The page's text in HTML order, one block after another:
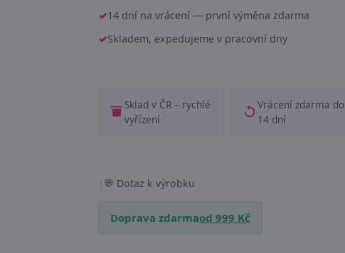
14 dní na vrácení — první výměna zdarma
Skladem, expedujeme v pracovní dny
Sklad v ČR – rychlé
vyřízení
Vrácení zdarma do
14 dní
Dotaz k výrobku
Doprava zdarmaod 999 Kč